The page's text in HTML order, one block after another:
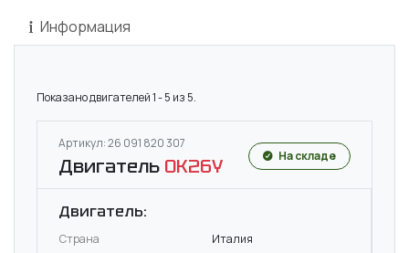
Информация
Показано двигателей 1 - 5 из 5.
Артикул: 26 091 820 307
Двигатель OK26Y На складе
Двигатель:
Страна
Италия